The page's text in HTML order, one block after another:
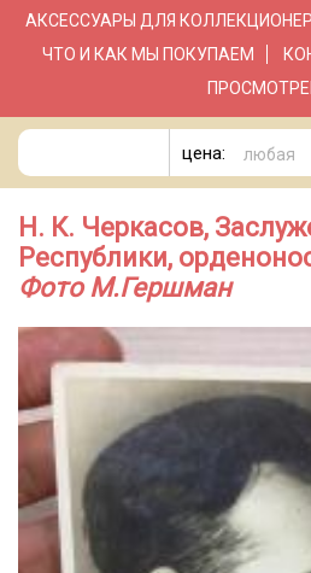
АКСЕССУАРЫ ДЛЯ
ЧТО И КАК МЫ ПОКУПАЕМ
цена:
Н. К. Черкасов,
Республики,
Фото М.Гершман